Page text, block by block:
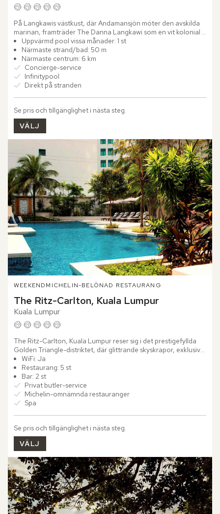
På Langkawis västkust, där Andamansjön möter den avskilda
marinan, framträder The Danna Langkawi som en vit kolonial
dröm. Kliv in genom den pampiga entrén, där höga valv,...
Uppvärmd pool vissa månader: 1 st
Närmaste strand/bad: 50 m
Närmaste centrum: 6 km
Concierge-service
Infinitypool
Direkt på stranden
Se pris och tillgänglighet i nästa steg.
VÄLJ
WEEKENDMICHELIN-BELÖNAD RESTAURANG
The Ritz-Carlton, Kuala Lumpur
Kuala Lumpur
The Ritz-Carlton, Kuala Lumpur reser sig i det prestigefyllda
Golden Triangle-distriktet, där glittrande skyskrapor, exklusiva
butiker och stadens mest ikoniska sevärdheter väntar...
WiFi: Ja
Restaurang: 5 st
Bar: 2 st
Privat butler-service
Michelin-omnämnda restauranger
Spa
Se pris och tillgänglighet i nästa steg.
VÄLJ